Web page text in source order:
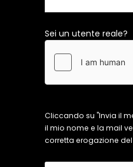
Sei un utente reale?
Cliccando su "Invia il
il mio nome e la mail
corretta erogazione del